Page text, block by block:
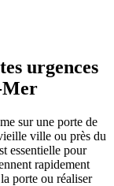
urgences
Mer
sur une porte de
ville ou près du
essentielle pour
rapidement
porte ou réaliser